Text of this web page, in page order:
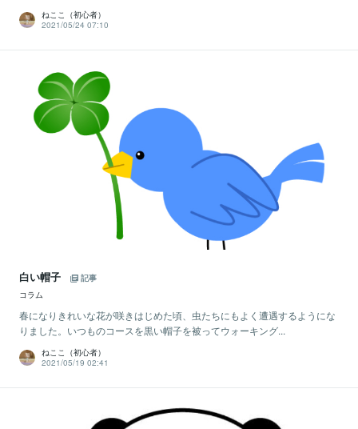
ねここ（初心者）
2021/05/24 07:10
白い帽子
記事
コラム
春になりきれいな花が咲きはじめた頃、虫たちにもよく遭遇するようにな
りました。いつものコースを黒い帽子を被ってウォーキング...
ねここ（初心者）
2021/05/19 02:41